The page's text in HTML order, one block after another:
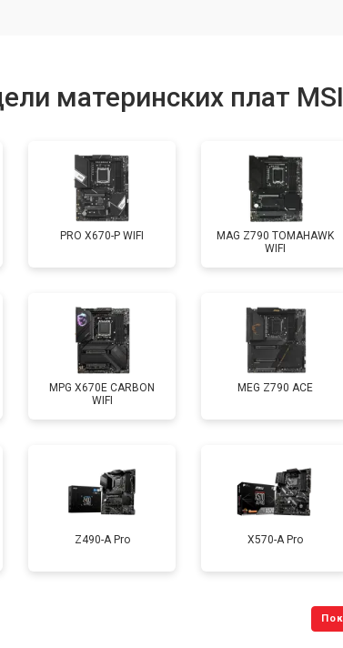
материнских плат MSI
PRO X670-P WIFI
MAG Z790 TOMAHAWK
WIFI
MPG X670E CARBON
WIFI
MEG Z790 ACE
Z490-A Pro X570-A Pro